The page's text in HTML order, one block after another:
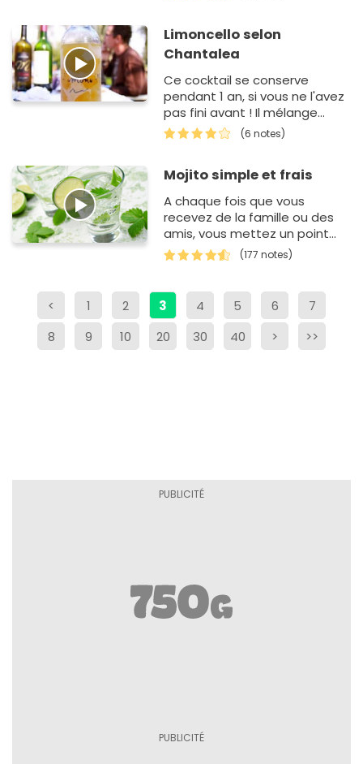
Limoncello selon
Chantalea
Ce cocktail se conserve
pendant 1 an, si vous ne l'avez
pas fini avant ! Il mélange
vodka, gin et citrons. Il doit
être servi glacé.
(6 notes)
Mojito simple et frais
A chaque fois que vous
recevez de la famille ou des
amis, vous mettez un point
d'honneur à proposer un
cocktail fait maison à vos
(177 notes)
< 1 2 3 4 5 6
7
8
9 10 20 30 40 > >>